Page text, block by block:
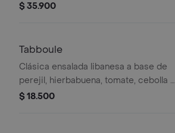
$ 35.900
Tabboule
Clásica ensalada libanesa a base de
perejil, hierbabuena, tomate, cebolla y
trigo
$ 18.500